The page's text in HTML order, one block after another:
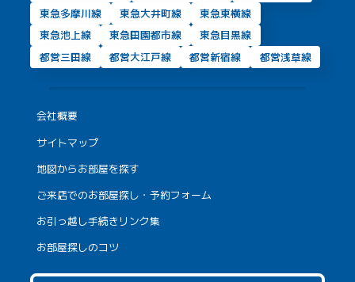
東急多摩川線
東急大井町線
東急東横線
東急池上線
東急田園都市線
東急目黒線
都営三田線
都営大江戸線 都営新宿線 都営浅草線
会社概要
サイトマップ
地図からお部屋を探す
ご来店でのお部屋探し・予約フォーム
お引っ越し手続きリンク集
お部屋探しのコツ